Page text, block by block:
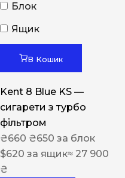
Блок
Ящик
В Кошик
Kent 8 Blue KS —
сигарети з турбо
фільтром
₴660 ₴650 за блок
$620 за ящик≈ 27 900
₴